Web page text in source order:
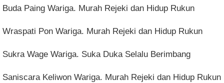
Buda Paing Wariga. Murah Rejeki dan Hidup Rukun
Wraspati Pon Wariga. Murah Rejeki dan Hidup Rukun
Sukra Wage Wariga. Suka Duka Selalu Berimbang
Saniscara Keliwon Wariga. Murah Rejeki dan Hidup Rukun